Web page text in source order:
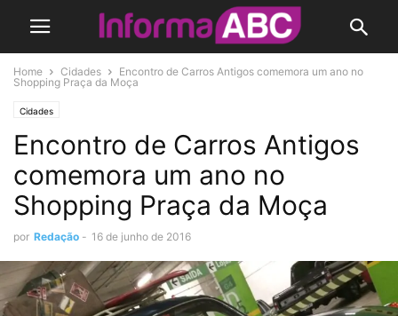
Home Cidades
Encontro de Carros Antigos comemora um ano no
Shopping Praça da Moça
Cidades
Encontro de Carros Antigos
comemora um ano no
Shopping Praça da Moça
por Redação - 16 de junho de 2016